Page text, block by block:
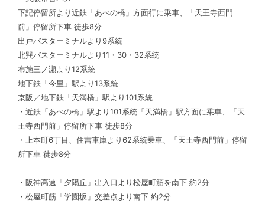
下記停留所より近鉄「あべの橋」方面行に乗車、「天王寺西門
前」停留所下車 徒歩8分
出戸バスターミナルより9系統
北巽バスターミナルより11・30・32系統
布施三ノ瀬より12系統
地下鉄「今里」駅より13系統
京阪／地下鉄「天満橋」駅より101系統
・近鉄「あべの橋」駅より101系統「天満橋」駅方面に乗車、「天
王寺西門前」停留所下車 徒歩8分
・上本町6丁目、住吉車庫より62系統乗車、「天王寺西門前」停留
所下車 徒歩8分
・阪神高速「夕陽丘」出入口より松屋町筋を南下 約2分
・松屋町筋「学園坂」交差点より南下 約2分